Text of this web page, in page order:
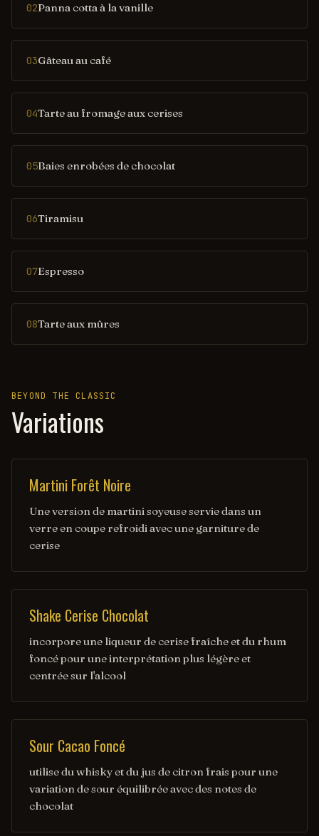
02Panna cotta à la vanille
03Gâteau au café
04Tarte au fromage aux cerises
05Baies enrobées de chocolat
06Tiramisu
07Espresso
08Tarte aux mûres
BEYOND THE CLASSIC
Variations
Martini Forêt Noire
Une version de martini soyeuse servie dans un
verre en coupe refroidi avec une garniture de
cerise
Shake Cerise Chocolat
incorpore une liqueur de cerise fraîche et du rhum
foncé pour une interprétation plus légère et
centrée sur l'alcool
Sour Cacao Foncé
utilise du whisky et du jus de citron frais pour une
variation de sour équilibrée avec des notes de
chocolat